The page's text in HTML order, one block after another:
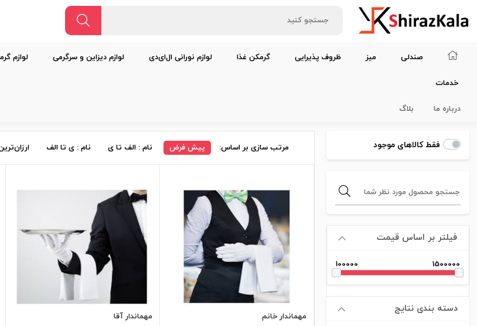
صندلی میز ظروف پذیرایی گرمکن غذا لوازم نورانی ال‌ای‌دی لوازم دیزاین و سرگرمی لوازم
خدمات
درباره ما بلاگ
خانه خدمات
مرتب سازی بر اساس: پیش فرض نام : الف تا ی نام : ی تا الف
مهماندار خانم مهماندار آقا
فقط کالاهای موجود
فیلتر بر اساس قیمت
100000 1500000
دسته بندی نتایج